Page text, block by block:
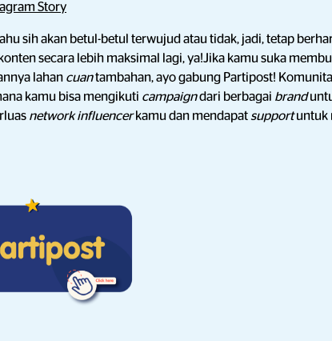
Story
sih akan betul-betul terwujud atau tidak, jadi, tetap
secara lebih maksimal lagi, ya!Jika kamu suka
lahan cuantambahan, ayo gabung Partipost!
kamu bisa mengikuti campaigndari berbagai brand
network influencerkamu dan mendapat supportuntuk